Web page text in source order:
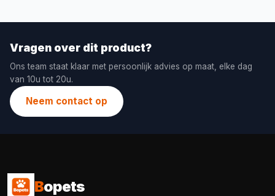
Vragen over dit product?
Ons team staat klaar met persoonlijk advies op maat, elke dag
van 10u tot 20u.
Neem contact op
Bopets